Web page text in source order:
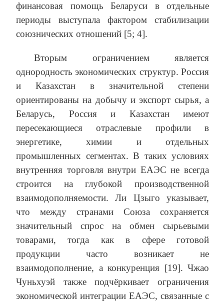
финансовая помощь Беларуси в отдельные
периоды выступала фактором стабилизации
союзнических отношений [5; 4].
Вторым ограничением является
однородность экономических структур. Россия
и Казахстан в значительной степени
ориентированы на добычу и экспорт сырья, а
Беларусь, Россия и Казахстан имеют
пересекающиеся отраслевые профили в
энергетике, химии и отдельных
промышленных сегментах. В таких условиях
внутренняя торговля внутри ЕАЭС не всегда
строится на глубокой производственной
взаимодополняемости. Ли Цзыго указывает,
что между странами Союза сохраняется
значительный спрос на обмен сырьевыми
товарами, тогда как в сфере готовой
продукции часто возникает не
взаимодополнение, а конкуренция [19]. Чжао
Чуньхуэй также подчёркивает ограничения
экономической интеграции ЕАЭС, связанные с